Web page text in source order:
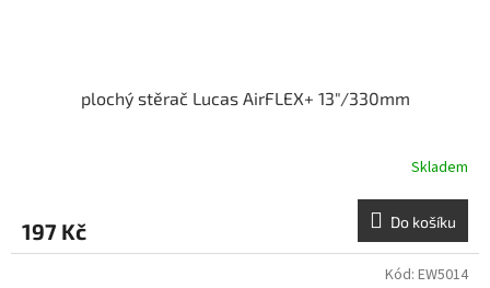
plochý stěrač Lucas AirFLEX+ 13"/330mm
Skladem
197 Kč Do košíku
Kód: EW5014